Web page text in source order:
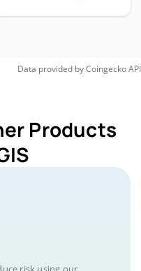
Data provided byCoingeckoAPI
Products